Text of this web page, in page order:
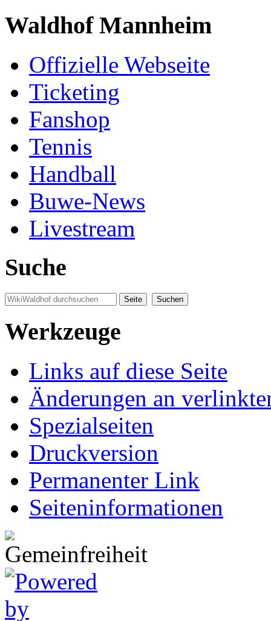
Waldhof Mannheim
Offizielle Webseite
Ticketing
Fanshop
Tennis
Handball
Buwe-News
Livestream
Suche
Werkzeuge
Links auf diese Seite
Änderungen an
Spezialseiten
Druckversion
Permanenter Link
Seiten­informationen